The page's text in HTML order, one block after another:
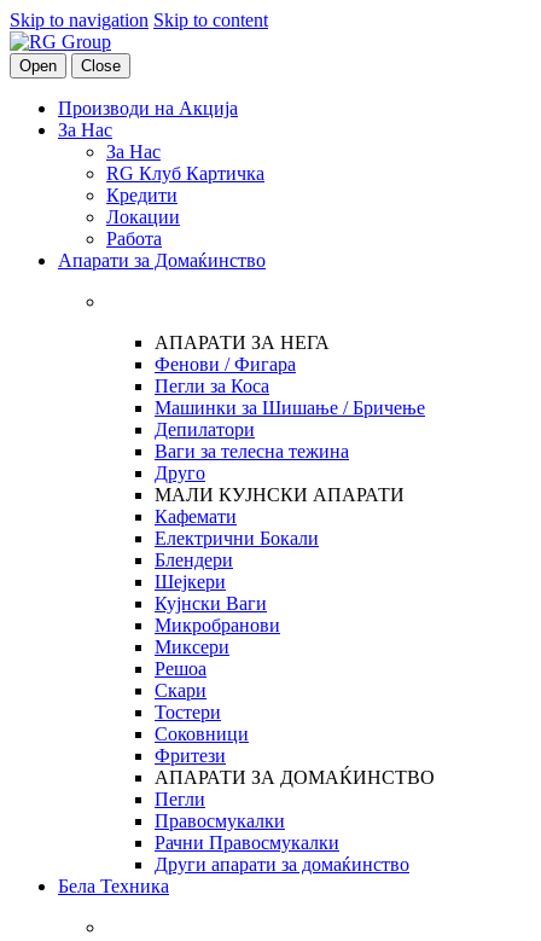
Skip to navigation Skip to content
Open Close
Производи на Акција
За Нас
За Нас
RG Клуб Картичка
Кредити
Локации
Работа
Апарати за Домаќинство
АПАРАТИ ЗА НЕГА
Фенови / Фигара
Пегли за Коса
Машинки за Шишање / Бричење
Депилатори
Ваги за телесна тежина
Друго
МАЛИ КУЈНСКИ АПАРАТИ
Кафемати
Електрични Бокали
Блендери
Шејкери
Кујнски Ваги
Микробранови
Миксери
Решоа
Скари
Тостери
Соковници
Фритези
АПАРАТИ ЗА ДОМАЌИНСТВО
Пегли
Правосмукалки
Рачни Правосмукалки
Други апарати за домаќинство
Бела Техника